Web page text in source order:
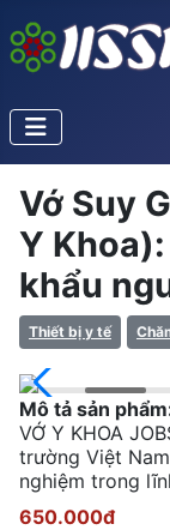
Vớ Suy
Y
khẩu
Thiết bị y tế
Mô tả sản
VỚ Y KHOA
trường Việt
nghiệm trong
650.000đ